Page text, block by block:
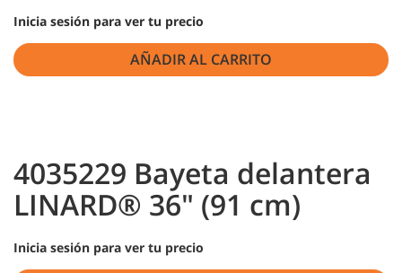
Inicia sesión para ver tu precio
AÑADIR AL CARRITO
4035229 Bayeta delantera
LINARD® 36" (91 cm)
Inicia sesión para ver tu precio